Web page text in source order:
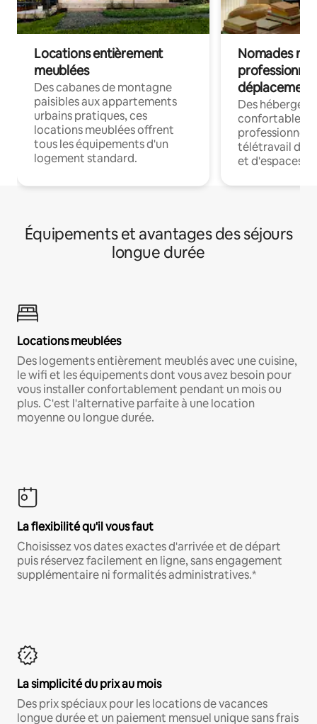
Locations entièrement
meublées
Des cabanes de montagne
paisibles aux appartements
urbains pratiques, ces
locations meublées offrent
tous les équipements d'un
logement standard.
Nomades
déplacement
Des
confortables
professionnels
télétravail
et d'espaces
Équipements et avantages des séjours
longue durée
Locations meublées
Des logements entièrement meublés avec une cuisine,
le wifi et les équipements dont vous avez besoin pour
vous installer confortablement pendant un mois ou
plus. C'est l'alternative parfaite à une location
moyenne ou longue durée.
La flexibilité qu'il vous faut
Choisissez vos dates exactes d'arrivée et de départ
puis réservez facilement en ligne, sans engagement
supplémentaire ni formalités administratives.*
La simplicité du prix au mois
Des prix spéciaux pour les locations de vacances
longue durée et un paiement mensuel unique sans frais